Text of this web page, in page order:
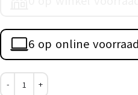
6 op online voorraad